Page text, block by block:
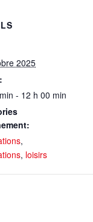
2025
- 12 h 00 min
,
, loisirs